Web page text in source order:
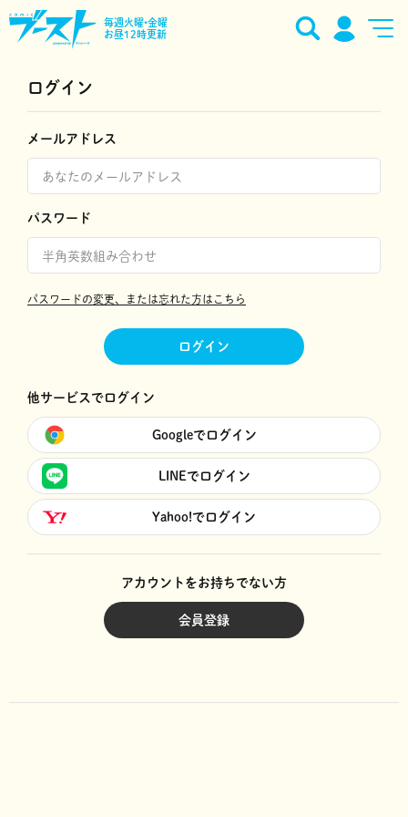
毎週火曜•金曜
お昼12時更新
ログイン
メールアドレス
パスワード
パスワードの変更、または忘れた方はこちら
ログイン
他サービスでログイン
Googleでログイン
LINEでログイン
Yahoo!でログイン
アカウントをお持ちでない方
会員登録